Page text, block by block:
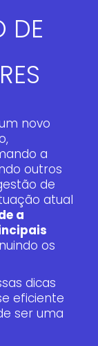
DE
novo
a
outros
de
atual
a
os
dicas
eficiente
ser uma